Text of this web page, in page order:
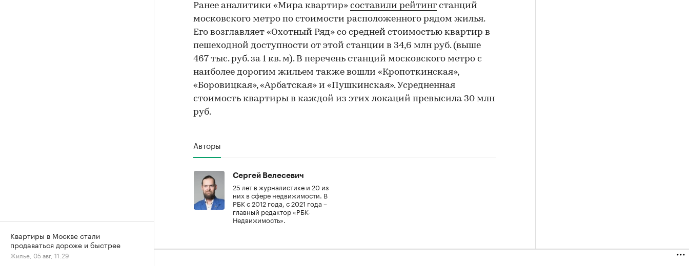
Ранее аналитики «Мира квартир» составили рейтинг станций
московского метро по стоимости расположенного рядом жилья.
Его возглавляет «Охотный Ряд» со средней стоимостью квартир в
пешеходной доступности от этой станции в 34,6 млн руб. (выше
467 тыс. руб. за 1 кв. м). В перечень станций московского метро с
наиболее дорогим жильем также вошли «Кропоткинская»,
«Боровицкая», «Арбатская» и «Пушкинская». Усредненная
стоимость квартиры в каждой из этих локаций превысила 30 млн
руб.
Авторы
Сергей Велесевич
25 лет в журналистике и 20 из
них в сфере недвижимости. В
РБК с 2012 года, с 2021 года –
главный редактор «РБК-
Недвижимость».
Квартиры в Москве стали
продаваться дороже и быстрее
Жилье, 05 авг, 11:29